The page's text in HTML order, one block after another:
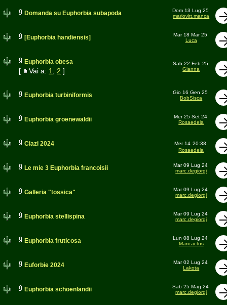
Domanda su Euphorbia subapoda
Dom 13 Lug 25
mariovitt.manca
[Euphorbia handiensis]
Mar 18 Mar 25
Luca
Euphorbia obesa
[ Vai a: 1 2 ]
Sab 22 Feb 25
Gianna
Euphorbia turbiniformis
Gio 16 Gen 25
BobSisca
Euphorbia groenewaldii
Mer 25 Set 24
Rosaedela
Ciazi 2024 Mer 14 20:38
Rosaedela
Le mie 3 Euphorbia francoisii
Mar 09 Lug 24
marc.degiorgi
Galleria "tossica"
Mar 09 Lug 24
marc.degiorgi
Euphorbia stellispina
Mar 09 Lug 24
marc.degiorgi
Euphorbia fruticosa
Lun 08 Lug 24
Maricactus
Euforbie 2024
Mar 02 Lug 24
Lakota
Euphorbia schoenlandii
Sab 25 Mag 24
marc.degiorgi